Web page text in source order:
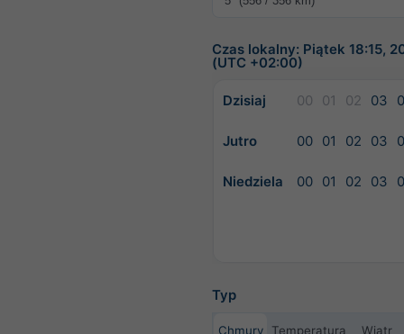
Czas lokalny: Piątek 18:15,
(UTC +02:00)
Dzisiaj 00 01 02 03
Jutro 00 01 02 03
Niedziela 00 01 02 03
Typ
Chmury Temperatura Wiatr